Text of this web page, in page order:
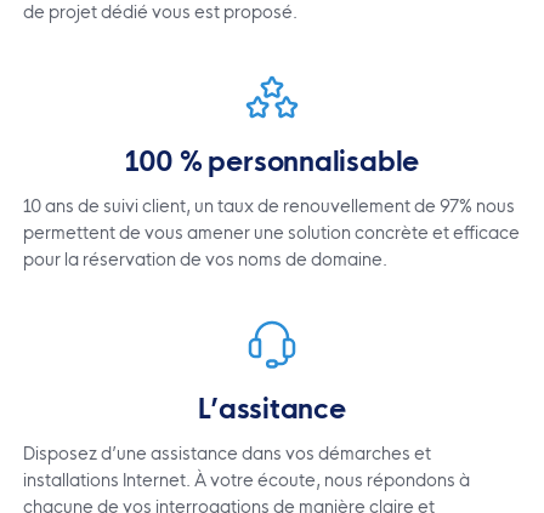
de projet dédié vous est proposé.
100 % personnalisable
10 ans de suivi client, un taux de renouvellement de 97% nous
permettent de vous amener une solution concrète et efficace
pour la réservation de vos noms de domaine.
L’assitance
Disposez d’une assistance dans vos démarches et
installations Internet. À votre écoute, nous répondons à
chacune de vos interrogations de manière claire et